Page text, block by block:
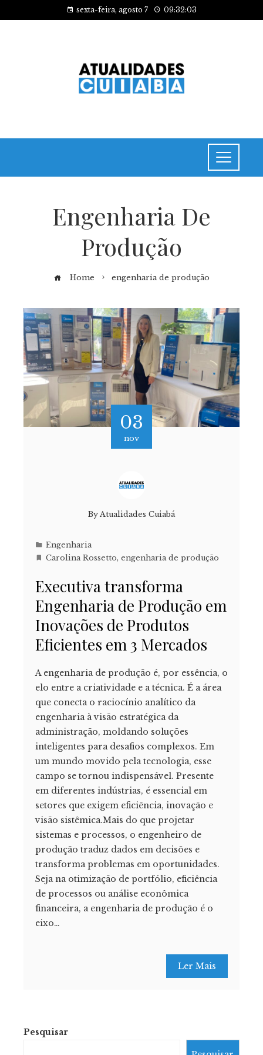
sexta-feira, agosto 7 09:32:03
Engenharia De
Produção
Home engenharia de produção
03
nov
By Atualidades Cuiabá
Engenharia
Carolina Rossetto, engenharia de produção
Executiva transforma
Engenharia de Produção em
Inovações de Produtos
Eficientes em 3 Mercados
A engenharia de produção é, por essência, o
elo entre a criatividade e a técnica. É a área
que conecta o raciocínio analítico da
engenharia à visão estratégica da
administração, moldando soluções
inteligentes para desafios complexos. Em
um mundo movido pela tecnologia, esse
campo se tornou indispensável. Presente
em diferentes indústrias, é essencial em
setores que exigem eficiência, inovação e
visão sistêmica.Mais do que projetar
sistemas e processos, o engenheiro de
produção traduz dados em decisões e
transforma problemas em oportunidades.
Seja na otimização de portfólio, eficiência
de processos ou análise econômica
financeira, a engenharia de produção é o
eixo…
Ler Mais
Pesquisar